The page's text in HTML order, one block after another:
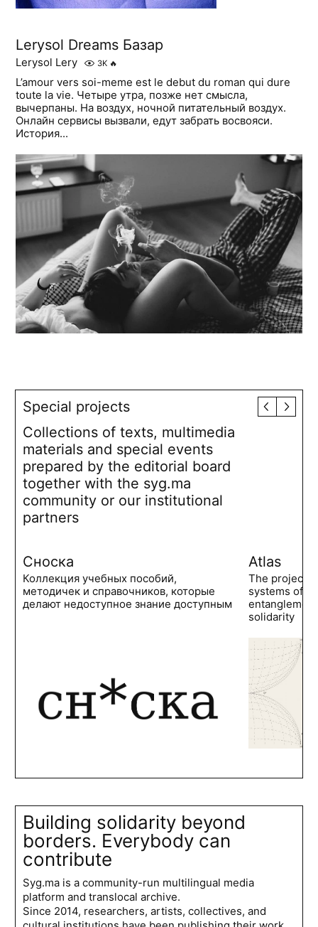
Lerysol Dreams Базар
Lerysol Lery 3K 🔥
L’amour vers soi-meme est le debut du roman qui dure
toute la vie. Четыре утра, позже нет смысла,
вычерпаны. На воздух, ночной питательный воздух.
Онлайн сервисы вызвали, едут забрать восвояси.
История...
Special projects
Collections of texts, multimedia
materials and special events
prepared by the editorial board
together with the syg.ma
community or our institutional
partners
Сноска
Коллекция учебных пособий,
методичек и справочников, которые
делают недоступное знание доступным
Atlas
The project
systems of
solidarity
Building solidarity beyond
borders. Everybody can
contribute
Syg.ma is a community-run multilingual media
platform and translocal archive.
Since 2014, researchers, artists, collectives, and